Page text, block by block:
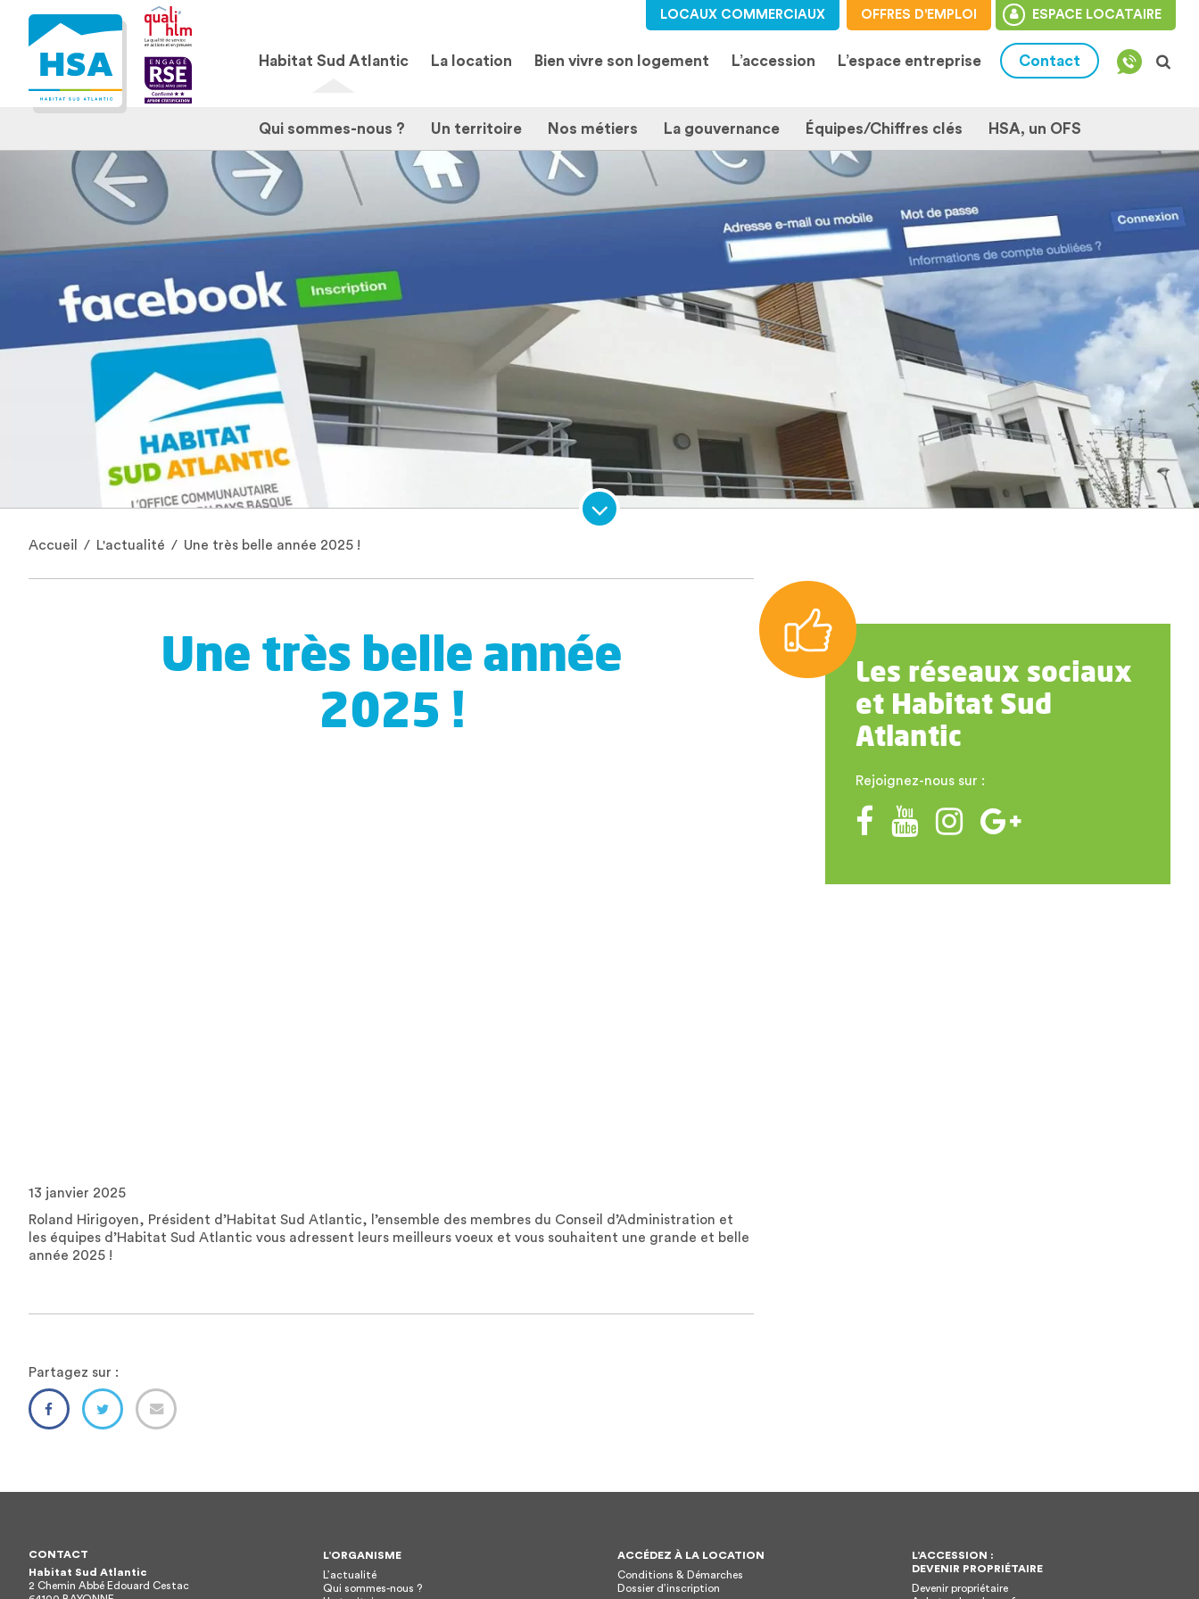
Habitat Sud Atlantic
Qui sommes-nous ? Un territoire Nos métiers La gouvernance Équipes/Chiffres clés HSA, un OFS
La location Bien vivre son logement L’accession L’espace entreprise Contact
LOCAUX COMMERCIAUX OFFRES D'EMPLOI ESPACE LOCATAIRE
Accueil / L'actualité / Une très belle année 2025 !
Une très belle année
2025 !
13 janvier 2025
Roland Hirigoyen, Président d’Habitat Sud Atlantic, l’ensemble des membres du Conseil d’Administration et
les équipes d’Habitat Sud Atlantic vous adressent leurs meilleurs voeux et vous souhaitent une grande et belle
année 2025 !
Partagez sur :
Les réseaux sociaux
et Habitat Sud
Atlantic
Rejoignez-nous sur :
L’ORGANISME
L’actualité
Qui sommes-nous ?
ACCÉDEZ À LA LOCATION
Conditions & Démarches
Dossier d’inscription
L’ACCESSION :
DEVENIR PROPRIÉTAIRE
Devenir propriétaire
CONTACT
Habitat Sud Atlantic
2 Chemin Abbé Edouard Cestac